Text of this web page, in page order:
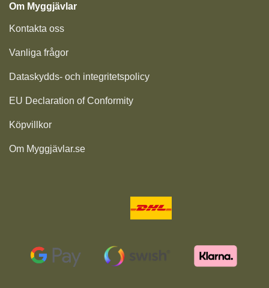
Om Myggjävlar
Kontakta oss
Vanliga frågor
Dataskydds- och integritetspolicy
EU Declaration of Conformity
Köpvillkor
Om Myggjävlar.se